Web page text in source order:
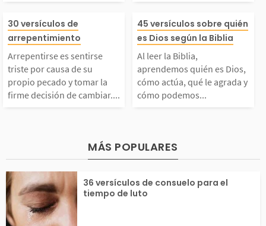
del mal. La
nos dice que de
mirar el bien
todos hemos
Pero Jesús
a justificarnos
nos...
es sentirs
triste por causa de s
propio pecado y tom
cambiar. Cuando al
se arrepiente, re
el pecado y rec
30 versículos de
arrepentimiento
Arrepentirse es sentirse
triste por causa de su
propio pecado y tomar la
firme decisión de cambiar....
Al leer la
ndemos quién
cómo actúa,
relacionarnos
Conocer a
45 versículos sobre quién
es Dios según la Biblia
Al leer la Biblia,
aprendemos quién es Dios,
cómo actúa, qué le agrada y
cómo podemos...
MÁS POPULARES
36 versículos de consuelo para el
tiempo de luto